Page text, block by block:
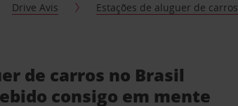
Drive Avis Estações de aluguer de carros
de carros no Brasil
consigo em mente